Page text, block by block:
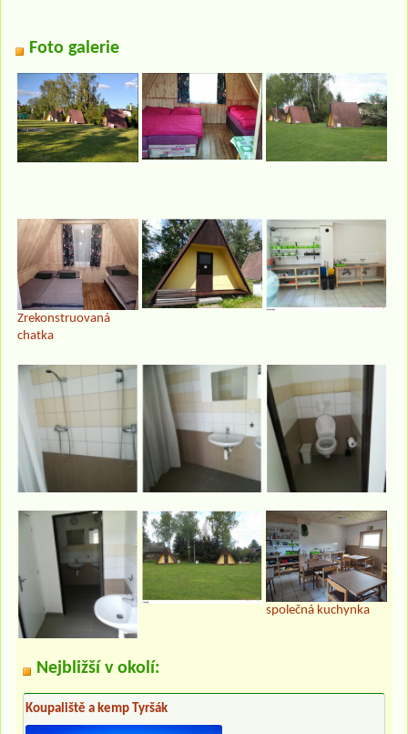
Foto galerie
Zrekonstruovaná
chatka
společná kuchynka
Nejbližší v okolí:
Koupaliště a kemp Tyršák